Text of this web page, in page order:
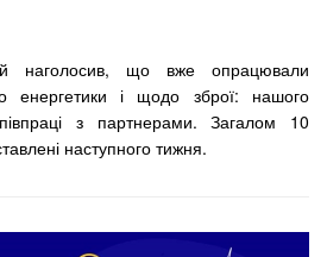
наголосив, що вже опрацювали
енергетики і щодо зброї: нашого
з партнерами. Загалом 10
наступного тижня.